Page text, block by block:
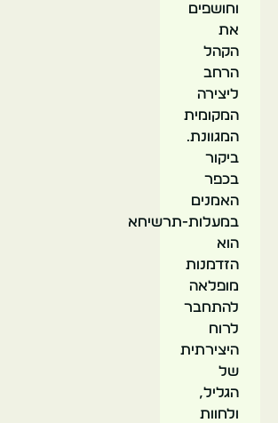
וחושפים
את
הקהל
הרחב
ליצירה
המקומית
המגוונת.
ביקור
בכפר
האמנים
במעלות-תרשיחא
הוא
הזדמנות
מופלאה
להתחבר
לרוח
היצירתית
של
הגליל,
ולחוות